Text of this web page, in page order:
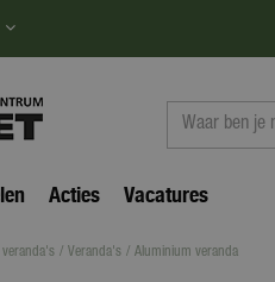
veranda's Veranda's Aluminium veranda
Acties Vacatures